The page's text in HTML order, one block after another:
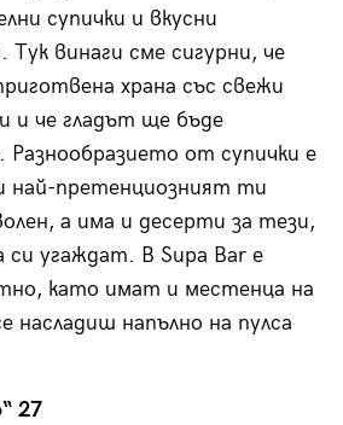
супички и вкусни
винаги сме сигурни, че
храна със свежи
и че гладът ще бъде
от супички е
най-претенциозният ти
а има и десерти за тези,
угаждат. В Supa Bar е
като имат и местенца на
насладиш напълно на пулса
27